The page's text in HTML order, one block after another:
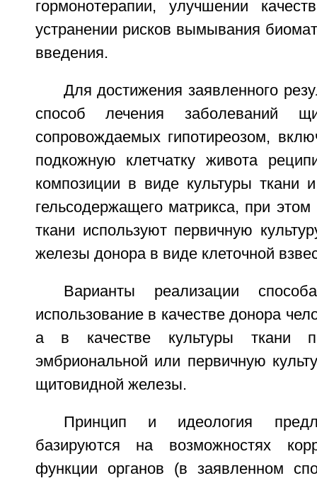
гормонотерапии, улучшении
устранении рисков вымывания
введения.
Для достижения заявленного
способ лечения заболеваний
сопровождаемых гипотиреозом,
подкожную клетчатку живота
композиции в виде культуры ткани
гельсодержащего матрикса, при этом
ткани используют первичную
железы донора в виде клеточной
Варианты реализации
использование в качестве донора
а в качестве культуры ткани
эмбриональной или первичную
щитовидной железы.
Принцип и идеология
базируются на возможностях
функции органов (в заявленном